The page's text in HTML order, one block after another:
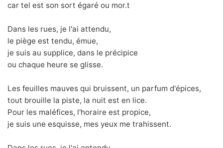
car tel est son sort égaré ou mor.t
Dans les rues, je l'ai attendu,
le piège est tendu, émue,
je suis au supplice, dans le précipice
ou chaque heure se glisse.
Les feuilles mauves qui bruissent, un parfum d'épices,
tout brouille la piste, la nuit est en lice.
Pour les maléfices, l'horaire est propice,
je suis une esquisse, mes yeux me trahissent.